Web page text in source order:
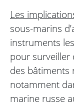
Les
sous-marins
instruments
pour surveiller
des bâtiments
notamment
marine russe